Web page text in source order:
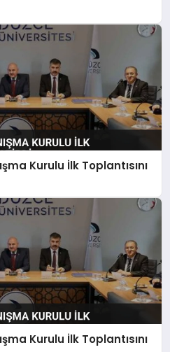
Kurulu İlk Toplantısını
Kurulu İlk Toplantısını